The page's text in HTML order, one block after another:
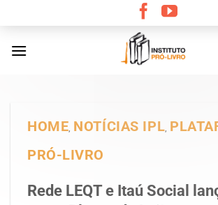
content
HOME, NOTÍCIAS IPL,
PRÓ-LIVRO
Rede LEQT e Itaú Social